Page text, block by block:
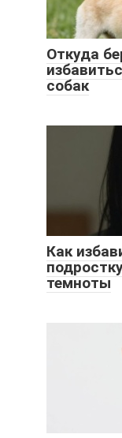
Откуда
собак
Как
темноты